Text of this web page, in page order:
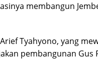
membangun
Tyahyono, yang
pembangunan